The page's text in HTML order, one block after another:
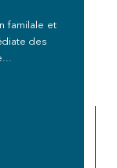
familale et
des